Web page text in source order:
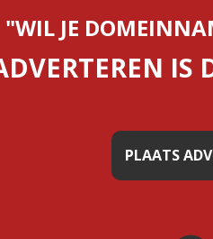
"WIL JE
IS
PLAATS